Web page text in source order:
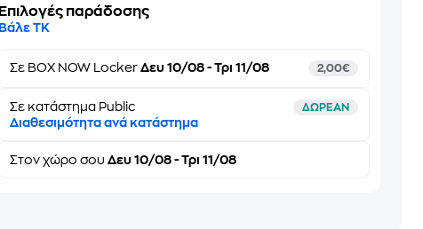
Επιλογές παράδοσης
Βάλε ΤΚ
Σε BOX NOW Locker Δευ 10/08 - Τρι 11/08 2,00€
Σε κατάστημα Public ΔΩΡΕΑΝ
Διαθεσιμότητα ανά κατάστημα
Στονχώρο σου Δευ 10/08 - Τρι 11/08